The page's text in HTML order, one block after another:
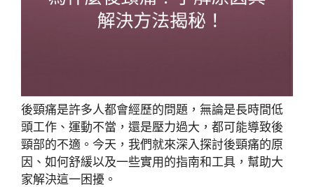
後頸痛是許多人都會經歷的問題，無論是長時間低
頭工作、運動不當，還是壓力過大，都可能導致後
頸部的不適。今天，我們就來深入探討後頸痛的原
因、如何舒緩以及一些實用的指南和工具，幫助大
家解決這一困擾。